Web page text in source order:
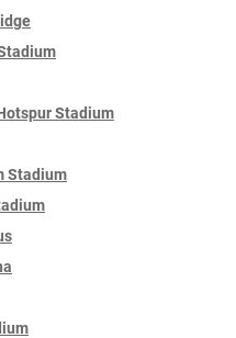
Stadium
Stadium